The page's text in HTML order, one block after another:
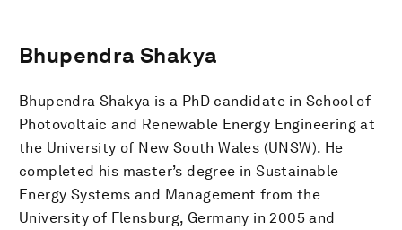
Bhupendra Shakya
Bhupendra Shakya is a PhD candidate in School of
Photovoltaic and Renewable Energy Engineering at
the University of New South Wales (UNSW). He
completed his master’s degree in Sustainable
Energy Systems and Management from the
University of Flensburg, Germany in 2005 and